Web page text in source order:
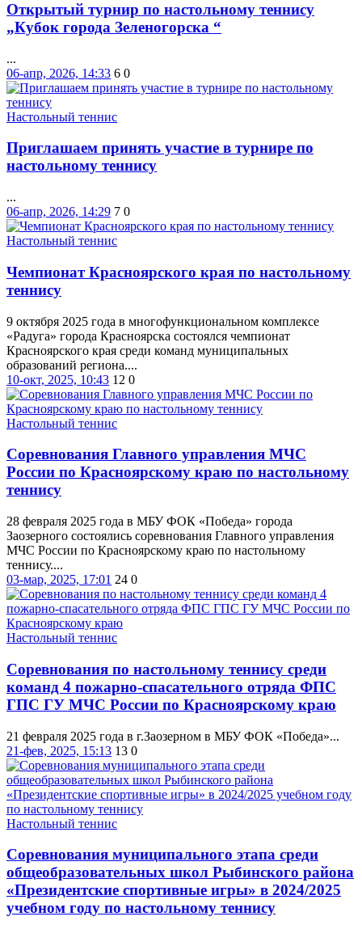
Открытый турнир по настольному теннису
„Кубок города Зеленогорска “
...
06-апр, 2026, 14:33 6 0
Настольный теннис
Приглашаем принять участие в турнире по
настольному теннису
...
06-апр, 2026, 14:29 7 0
Настольный теннис
Чемпионат Красноярского края по настольному
теннису
9 октября 2025 года в многофункциональном комплексе
«Радуга» города Красноярска состоялся чемпионат
Красноярского края среди команд муниципальных
образований региона....
10-окт, 2025, 10:43 12 0
Настольный теннис
Соревнования Главного управления МЧС
России по Красноярскому краю по настольному
теннису
28 февраля 2025 года в МБУ ФОК «Победа» города
Заозерного состоялись соревнования Главного управления
МЧС России по Красноярскому краю по настольному
теннису....
03-мар, 2025, 17:01 24 0
Настольный теннис
Соревнования по настольному теннису среди
команд 4 пожарно-спасательного отряда ФПС
ГПС ГУ МЧС России по Красноярскому краю
21 февраля 2025 года в г.Заозерном в МБУ ФОК «Победа»...
21-фев, 2025, 15:13 13 0
Настольный теннис
Соревнования муниципального этапа среди
общеобразовательных школ Рыбинского района
«Президентские спортивные игры» в 2024/2025
учебном году по настольному теннису